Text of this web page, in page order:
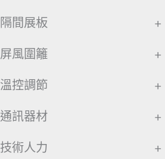
隔間展板 +
屏風圍籬 +
溫控調節 +
通訊器材 +
技術人力 +